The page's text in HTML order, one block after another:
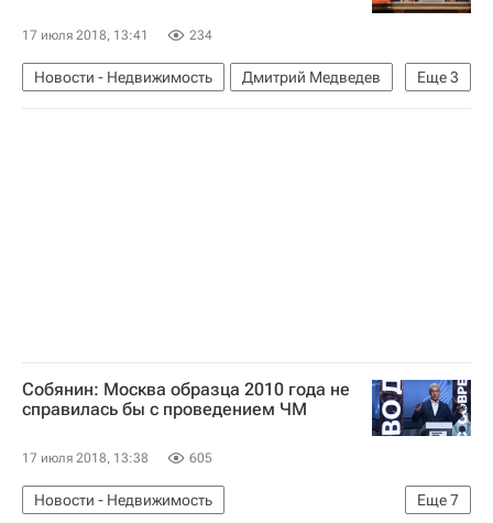
17 июля 2018, 13:41 234
Еще3
Новости - Недвижимость
Дмитрий Медведев
Недвижимость
Инфраструктура Россия
Собянин: Москва образца 2010 года не
справилась бы с проведением ЧМ
17 июля 2018, 13:38 605
Еще7
Новости - Недвижимость